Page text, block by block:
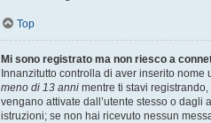
Top
Mi sono registrato ma non riesco a
Innanzitutto controlla di aver inserito
meno di 13 anni mentre ti stavi
vengano attivate dall’utente stesso o
istruzioni; se non hai ricevuto nessun